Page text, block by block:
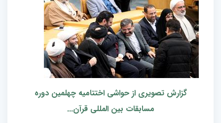
گزارش تصویری از حواشی اختتامیه چهلمین دوره
مسابقات بین المللی قرآن...